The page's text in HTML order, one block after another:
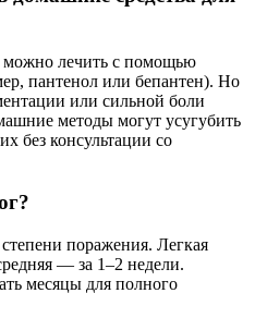
можно лечить с помощью
пантенол или бепантен). Но
или сильной боли
методы могут усугубить
без консультации со
поражения. Легкая
— за 1–2 недели.
месяцы для полного